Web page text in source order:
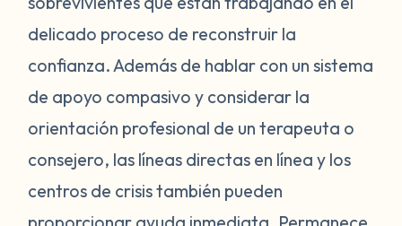
delicado proceso de reconstruir la
confianza. Además de hablar con un sistema
de apoyo compasivo y considerar la
orientación profesional de un terapeuta o
consejero, las líneas directas en línea y los
centros de crisis también pueden